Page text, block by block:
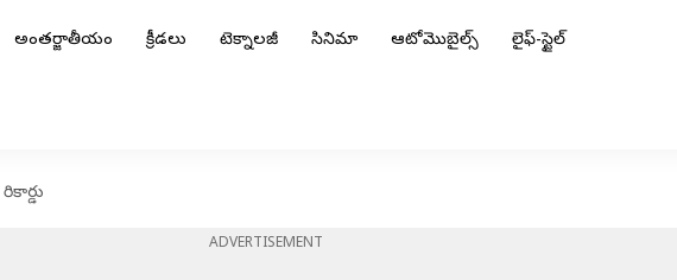
అంతర్జాతీయం క్రీడలు టెక్నాలజీ సినిమా ఆటోమొబైల్స్ లైఫ్-స్టైల్
ADVERTISEMENT